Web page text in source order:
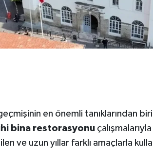
en önemli tanıklarından
bina restorasyonu
ve uzun yıllar farklı amaçlarla